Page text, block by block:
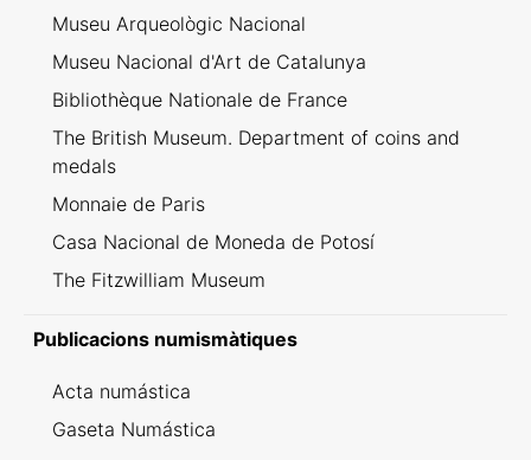
Museu Arqueològic Nacional
Museu Nacional d'Art de Catalunya
Bibliothèque Nationale de France
The British Museum. Department of coins and
medals
Monnaie de Paris
Casa Nacional de Moneda de Potosí
The Fitzwilliam Museum
Publicacions numismàtiques
Acta numástica
Gaseta Numástica